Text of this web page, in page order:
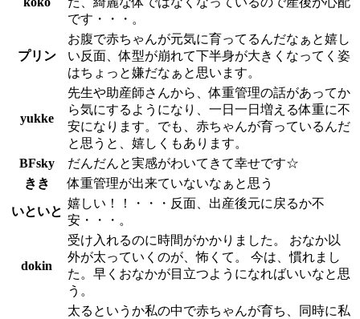
です・・・。
プリン
お腹で赤ちゃんが元気に育ってるんだなぁと嬉し
い反面、体型が崩れて下半身が大きくなってく姿
はちょっと嫌だなぁと思います。
yukke
先生や助産師さんから、体重管理の話があってか
ら気にするようになり、一日一日増える体重に不
安になります。でも、赤ちゃんが育っているんだ
と思うと、嬉しくもあります。
BFsky
だんだんと実感がわいてきて幸せです☆
きき
体重管理が出来ていないなぁと思う
いといと
嬉しい！！・・・反面、出産後元に戻るか不
安・・・。
dokin
受け入れるのに時間がかかりました。 おなか以
外が太っていくのが、怖くて。 今は、慣れまし
た。早くおなかが目立つようになればいいなと思
う。
太るというか私の中で赤ちゃんが育ち、同時に私